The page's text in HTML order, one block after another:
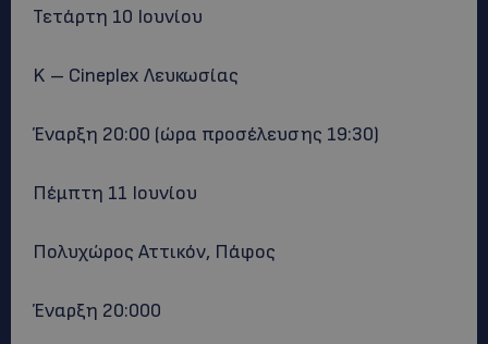
Τετάρτη 10 Ιουνίου
K – Cineplex Λευκωσίας
Έναρξη 20:00 (ώρα προσέλευσης 19:30)
Πέμπτη 11 Ιουνίου
Πολυχώρος Αττικόν, Πάφος
Έναρξη 20:000